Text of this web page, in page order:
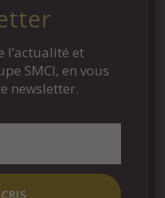
l’actualité et
SMCI, en vous
newsletter.